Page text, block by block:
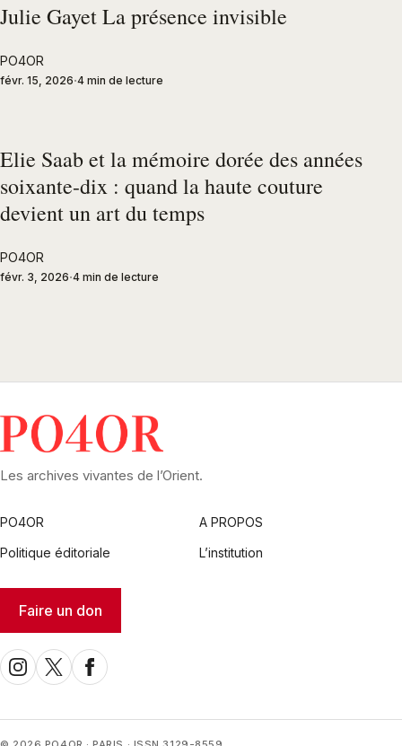
Julie Gayet La présence invisible
PO4OR
févr. 15, 2026 4 min de lecture
Elie Saab et la mémoire dorée des années
soixante-dix : quand la haute couture
devient un art du temps
PO4OR
févr. 3, 2026 4 min de lecture
Les archives vivantes de l’Orient.
PO4OR
A PROPOS
Politique éditoriale
L’institution
Faire un don